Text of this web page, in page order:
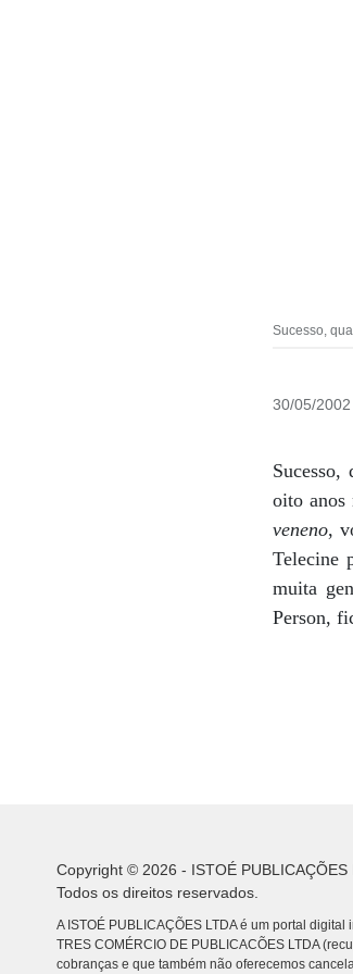
Sucesso,
30/05/
oito anos
veneno,
Telecine
muita
Person,
Copyright © 2026 - ISTOÉ PUBLICAÇÕES
Todos os direitos reservados.
A ISTOÉ PUBLICAÇÕES LTDA é um portal
TRES COMÉRCIO DE PUBLICACÕES LTDA
cobranças e que também não oferecemos